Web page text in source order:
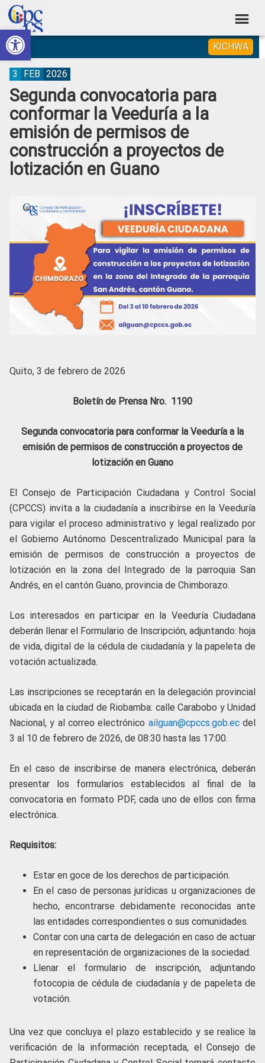
Abrir barra de herramientas
Skip
to
primary
navigation
Skip
to
main
content
Skip
to
primary
sidebar
Skip
to
footer
Consejo
de
Participación
Ciudadana
Control
Social
Construyendo
Poder
Ciudadano
KICHWA
Segunda convocatoria para
conformar la Veeduría a la
emisión de permisos de
construcción a proyectos de
lotización en Guano
3 FEB 2026
Quito, 3 de febrero de 2026
Boletín de Prensa Nro. 1190
Segunda convocatoria para conformar la Veeduría a la
emisión de permisos de construcción a proyectos de
lotización en Guano
El Consejo de Participación Ciudadana y Control Social
(CPCCS) invita a la ciudadanía a inscribirse en la Veeduría
para vigilar el proceso administrativo y legal realizado por
el Gobierno Autónomo Descentralizado Municipal para la
emisión de permisos de construcción a proyectos de
lotización en la zona del Integrado de la parroquia San
Andrés, en el cantón Guano, provincia de Chimborazo.
Los interesados en participar en la Veeduría Ciudadana
deberán llenar el Formulario de Inscripción, adjuntando: hoja
de vida, digital de la cédula de ciudadanía y la papeleta de
votación actualizada.
Las inscripciones se receptarán en la delegación provincial
ubicada en la ciudad de Riobamba: calle Carabobo y Unidad
Nacional, y al correo electrónico ailguan@cpccs.gob.ecdel
3 al 10 de febrero de 2026, de 08:30 hasta las 17:00.
En el caso de inscribirse de manera electrónica, deberán
presentar los formularios establecidos al final de la
convocatoria en formato PDF, cada uno de ellos con firma
electrónica.
Requisitos:
Estar en goce de los derechos de participación.
En el caso de personas jurídicas u organizaciones de
hecho, encontrarse debidamente reconocidas ante
las entidades correspondientes o sus comunidades.
Contar con una carta de delegación en caso de actuar
en representación de organizaciones de la sociedad.
Llenar el formulario de inscripción, adjuntando
fotocopia de cédula de ciudadanía y de papeleta de
votación.
Una vez que concluya el plazo establecido y se realice la
verificación de la información receptada, el Consejo de